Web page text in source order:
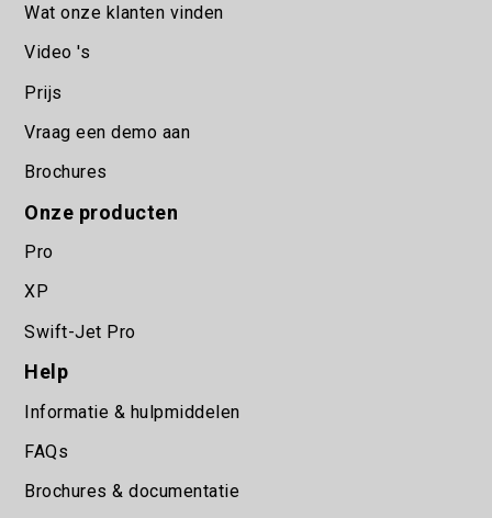
Wat onze klanten vinden
Video 's
Prijs
Vraag een demo aan
Brochures
Onze producten
Pro
XP
Swift-Jet Pro
Help
Informatie & hulpmiddelen
FAQs
Brochures & documentatie